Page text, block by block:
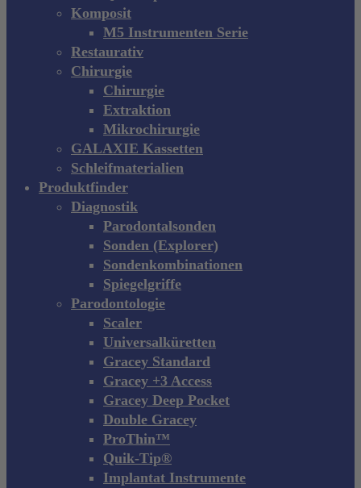
Komposit
M5 Instrumenten Serie
Restaurativ
Chirurgie
Chirurgie
Extraktion
Mikrochirurgie
GALAXIE Kassetten
Schleifmaterialien
Produktfinder
Diagnostik
Parodontalsonden
Sonden (Explorer)
Sondenkombinationen
Spiegelgriffe
Parodontologie
Scaler
Universalküretten
Gracey Standard
Gracey +3 Access
Gracey Deep Pocket
Double Gracey
ProThin™
Quik-Tip®
Implantat Instrumente